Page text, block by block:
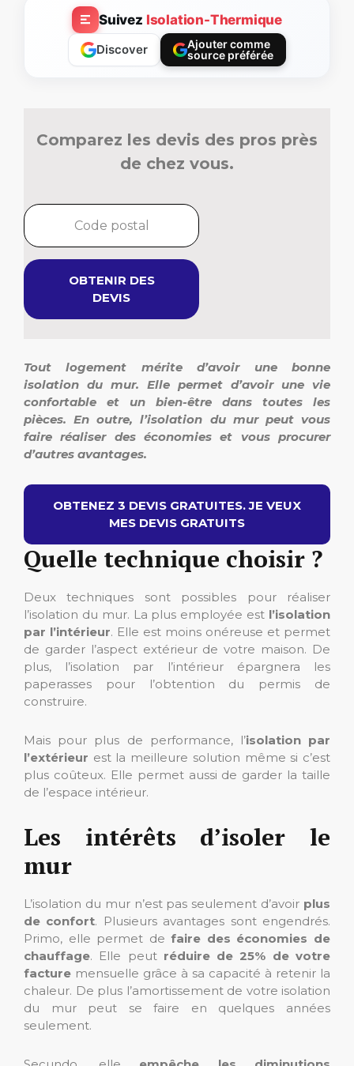
Suivez Isolation-Thermique
Discover
Ajouter comme
source préférée
Comparez les devis des pros près
de chez vous.
OBTENIR DES
DEVIS
Tout logement mérite d’avoir une bonne
isolation du mur. Elle permet d’avoir une vie
confortable et un bien-être dans toutes les
pièces. En outre, l’isolation du mur peut vous
faire réaliser des économies et vous procurer
d’autres avantages.
OBTENEZ 3 DEVIS GRATUITES. JE VEUX
MES DEVIS GRATUITS
Quelle technique choisir ?
Deux techniques sont possibles pour réaliser
l’isolation du mur. La plus employée est l’isolation
par l’intérieur. Elle est moins onéreuse et permet
de garder l’aspect extérieur de votre maison. De
plus, l’isolation par l’intérieur épargnera les
paperasses pour l’obtention du permis de
construire.
Mais pour plus de performance, l’isolation par
l’extérieur est la meilleure solution même si c’est
plus coûteux. Elle permet aussi de garder la taille
de l’espace intérieur.
Les intérêts d’isoler le
mur
L’isolation du mur n’est pas seulement d’avoir plus
de confort. Plusieurs avantages sont engendrés.
Primo, elle permet defaire des économies de
chauffage. Elle peut réduire de 25% de votre
facture mensuelle grâce à sa capacité à retenir la
chaleur. De plus l’amortissement de votre isolation
du mur peut se faire en quelques années
seulement.